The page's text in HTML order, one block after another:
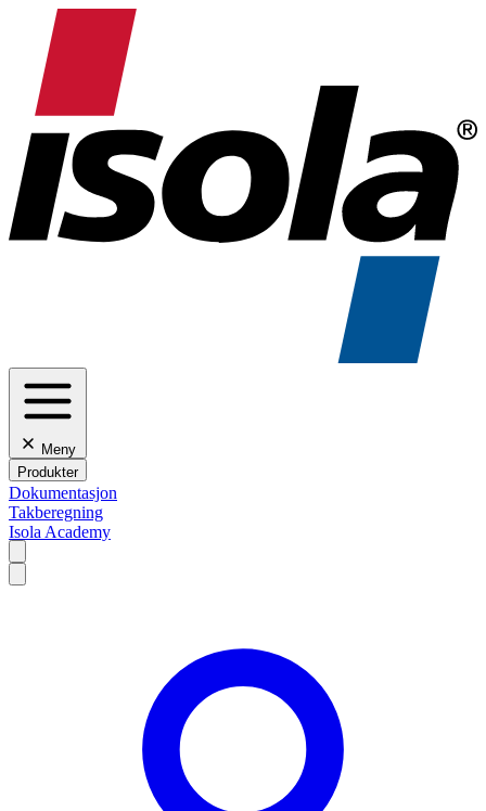
Meny
Produkter
Dokumentasjon
Takberegning
Isola Academy